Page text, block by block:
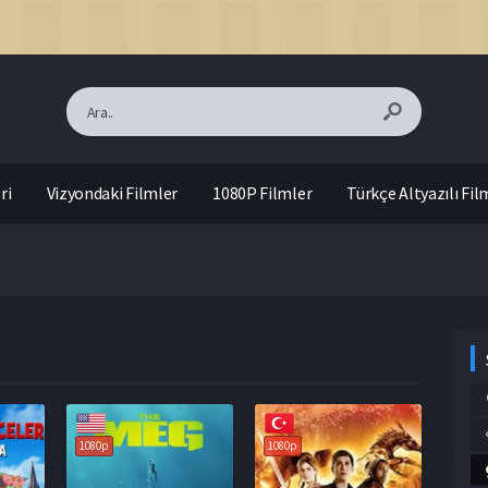
Vizyondaki Filmler 1080P Filmler Türkçe Altyazılı
1080p 1080p